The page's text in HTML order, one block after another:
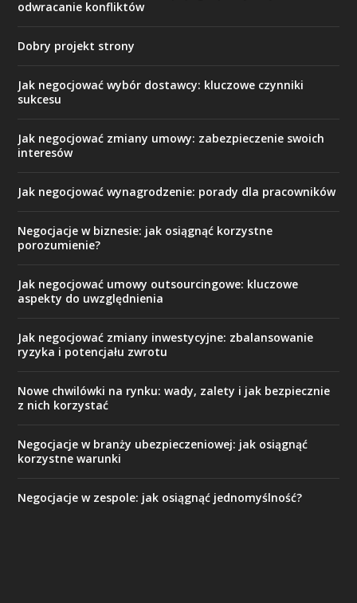
odwracanie konfliktów
Dobry projekt strony
Jak negocjować wybór dostawcy: kluczowe czynniki
sukcesu
Jak negocjować zmiany umowy: zabezpieczenie swoich
interesów
Jak negocjować wynagrodzenie: porady dla pracowników
Negocjacje w biznesie: jak osiągnąć korzystne
porozumienie?
Jak negocjować umowy outsourcingowe: kluczowe
aspekty do uwzględnienia
Jak negocjować zmiany inwestycyjne: zbalansowanie
ryzyka i potencjału zwrotu
Nowe chwilówki na rynku: wady, zalety i jak bezpiecznie
z nich korzystać
Negocjacje w branży ubezpieczeniowej: jak osiągnąć
korzystne warunki
Negocjacje w zespole: jak osiągnąć jednomyślność?